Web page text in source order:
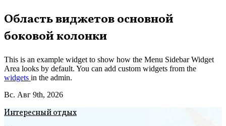
Перейти
к
содержимому
Область виджетов основной
боковой колонки
This is an example widget to show how the Menu Sidebar Widget
Area looks by default. You can add custom widgets from the
widgets in the admin.
Вс. Авг 9th, 2026
Интересный отдых